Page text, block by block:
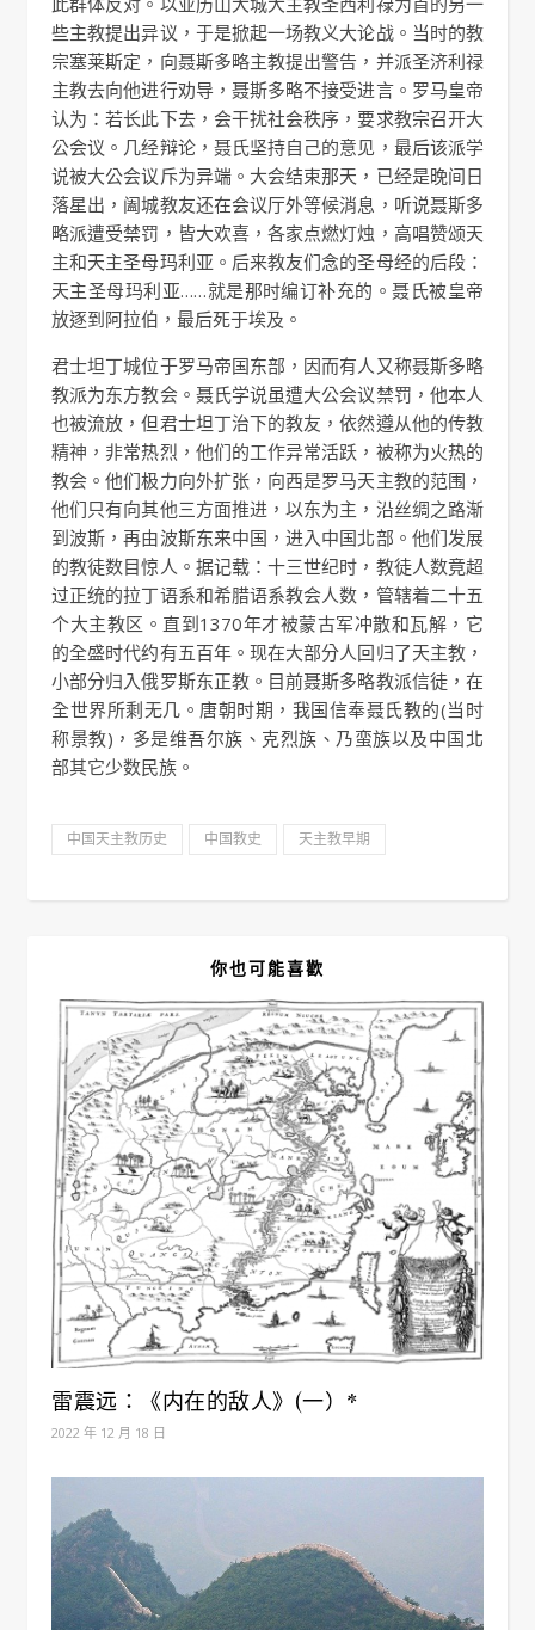
些主教提出异议，于是掀起一场教义大论战。当时的教
宗塞莱斯定，向聂斯多略主教提出警告，并派圣济利禄
主教去向他进行劝导，聂斯多略不接受进言。罗马皇帝
认为：若长此下去，会干扰社会秩序，要求教宗召开大
公会议。几经辩论，聂氏坚持自己的意见，最后该派学
说被大公会议斥为异端。大会结束那天，已经是晚间日
落星出，阖城教友还在会议厅外等候消息，听说聂斯多
略派遭受禁罚，皆大欢喜，各家点燃灯烛，高唱赞颂天
主和天主圣母玛利亚。后来教友们念的圣母经的后段：
天主圣母玛利亚……就是那时编订补充的。聂氏被皇帝
放逐到阿拉伯，最后死于埃及。
君士坦丁城位于罗马帝国东部，因而有人又称聂斯多略
教派为东方教会。聂氏学说虽遭大公会议禁罚，他本人
也被流放，但君士坦丁治下的教友，依然遵从他的传教
精神，非常热烈，他们的工作异常活跃，被称为火热的
教会。他们极力向外扩张，向西是罗马天主教的范围，
他们只有向其他三方面推进，以东为主，沿丝绸之路渐
到波斯，再由波斯东来中国，进入中国北部。他们发展
的教徒数目惊人。据记载：十三世纪时，教徒人数竟超
过正统的拉丁语系和希腊语系教会人数，管辖着二十五
个大主教区。直到1370年才被蒙古军冲散和瓦解，它
的全盛时代约有五百年。现在大部分人回归了天主教，
小部分归入俄罗斯东正教。目前聂斯多略教派信徒，在
全世界所剩无几。唐朝时期，我国信奉聂氏教的(当时
称景教)，多是维吾尔族、克烈族、乃蛮族以及中国北
部其它少数民族。
中国天主教历史 中国教史 天主教早期
你也可能喜歡
雷震远：《内在的敌人》(一）*
2022 年 12 月 18 日